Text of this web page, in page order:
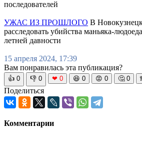
последователей
УЖАС ИЗ ПРОШЛОГО В
расследовать убийства маньяка-
летней давности
15 апреля 2024, 17:39
Вам понравилась эта публикация?
👍 0 👎 0 ❤ 0 😆 0 😡 0 🤔 0
Поделиться
Комментарии